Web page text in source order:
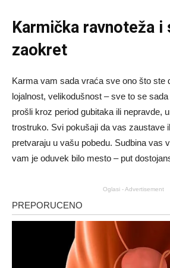
Karmička ravnoteža i
zaokret
Karma vam sada vraća sve ono što ste
lojalnost, velikodušnost – sve to se
prošli kroz period gubitaka ili nepravde,
trostruko. Svi pokušaji da vas zaustave
pretvaraju u vašu pobedu. Sudbina vas
vam je oduvek bilo mesto – put
Oglasi - Advertisement